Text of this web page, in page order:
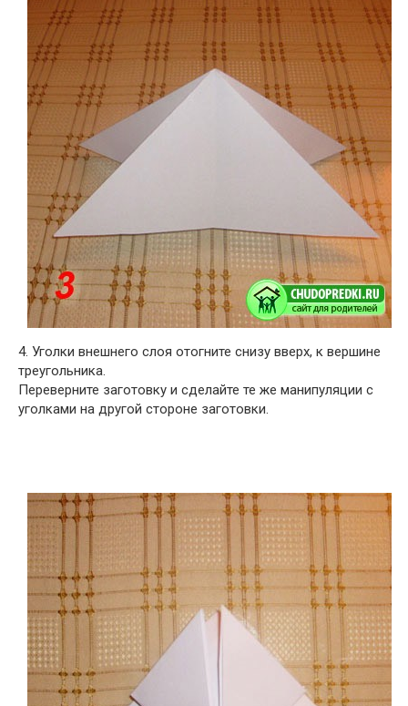
4. Уголки внешнего слоя отогните снизу вверх, к вершине
треугольника.
Переверните заготовку и сделайте те же манипуляции с
уголками на другой стороне заготовки.